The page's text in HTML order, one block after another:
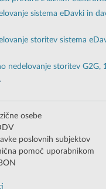
sistema eDavki in
storitev sistema
nedelovanje storitev G2G,
osebe
poslovnih subjektov
pomoč uporabnikom